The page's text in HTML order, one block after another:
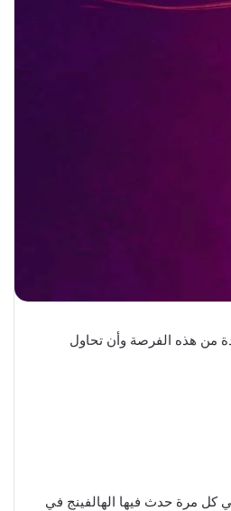
من هذه الفرصة وأن تحاول
وفي كل مرة حدث فيها الهالفينج في